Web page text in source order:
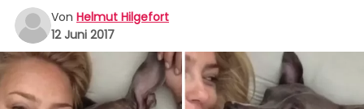
Von Helmut Hilgefort
12 Juni 2017